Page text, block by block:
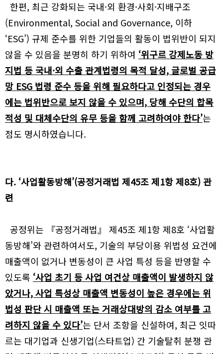
공유하기
한편, 최근 강화되는 국내·외 환경·사회·지배구조
(Environmental, Social and Governance, 이하
‘ESG’) 규제 준수를 위한 기업들의 활동이 법위반이 되지
않을 수 있음을 분명히 하기 위하여 ‘위구르 강제노동 방
지법 등 국내·외 수출 관계법령의 목적 달성, 글로벌 공급
망 ESG 법령 준수 등을 위해 필요하다고 인정되는 경우
에는 법위반으로 보지 않을 수 있으며, 당해 수단의 합목
적성 및 대체수단의 유무 등을 함께 고려하여야 한다’는
점도 명시하였습니다.
다. ‘사업활동방해’(공정거래법 제45조 제1항 제8호) 관
련
공정위는 『공정거래법』 제45조 제1항 제8호 ‘사업활
동방해’와 관련하여서도, 기술의 부당이용 위법성 요건에
매출액이 없거나 변동성이 큰 사업 특성 등을 반영할 수
있도록 ‘사업 초기 등 사업 여건상 매출액이 발생하지 않
았거나, 사업 특성상 매출액 변동성이 높은 경우에는 위
법성 판단 시 매출액 또는 거래상대방의 감소 여부를 고
려하지 않을 수 있다’는 단서 조항을 신설하여, 최근 잇따
르는 대기업과 신생기업(스타트업) 간 기술탈취 분쟁 관